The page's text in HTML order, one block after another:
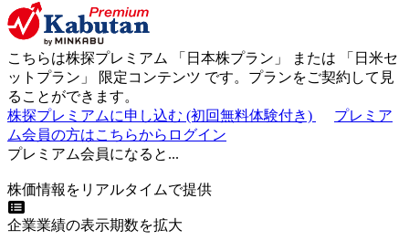
こちらは株探プレミアム 「 日本株プラン 」 または 「 日米セ
ットプラン 」 限定コンテンツ です。プランをご契約して見
ることができます。
株探プレミアムに申し込む (初回無料体験付き)
プレミア
ム会員の方はこちらからログイン
プレミアム会員になると...
株価情報をリアルタイムで提供
企業業績の表示期数を拡大